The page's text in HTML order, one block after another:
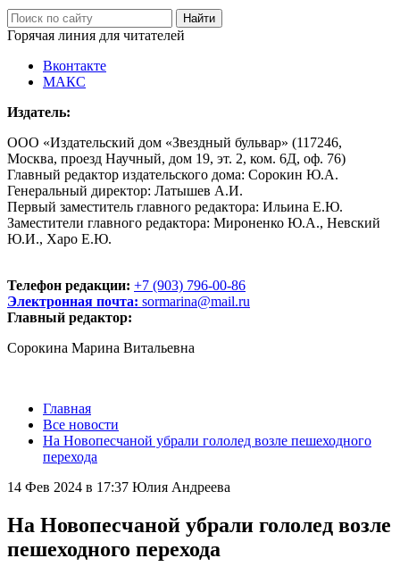
Горячая линия для читателей
Вконтакте
МАКС
Издатель:
ООО «Издательский дом «Звездный бульвар» (117246,
Москва, проезд Научный, дом 19, эт. 2, ком. 6Д, оф. 76)
Главный редактор издательского дома: Сорокин Ю.А.
Генеральный директор: Латышев А.И.
Первый заместитель главного редактора: Ильина Е.Ю.
Заместители главного редактора: Мироненко Ю.А., Невский
Ю.И., Харо Е.Ю.
Телефон редакции: +7 (903) 796-00-86
Электронная почта: sormarina@mail.ru
Главный редактор:
Сорокина Марина Витальевна
Главная
Все новости
На Новопесчаной убрали гололед возле пешеходного
перехода
14 Фев 2024 в 17:37 Юлия Андреева
На Новопесчаной убрали гололед возле
пешеходного перехода